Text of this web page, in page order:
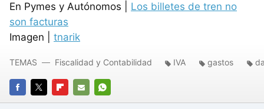
En Pymes y Autónomos | Los billetes de tren no
son facturas
Imagen | tnarik
FACEBOOK
TWITTERFLIPBOARD
E-
WHATSAPP
TEMAS Fiscalidad y Contabilidad IVA gastos